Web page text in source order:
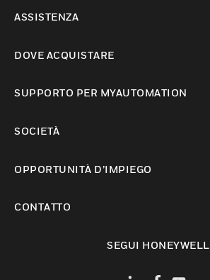
ASSISTENZA
DOVE ACQUISTARE
SUPPORTO PER MYAUTOMATION
SOCIETÀ
OPPORTUNITÀ D’IMPIEGO
CONTATTO
SEGUI HONEYWELL